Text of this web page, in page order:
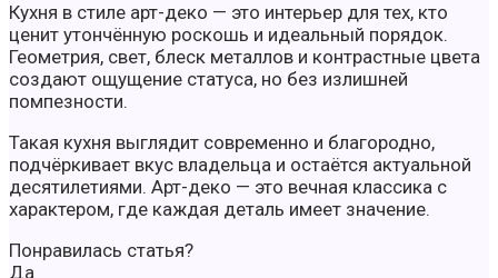
Кухня в стиле арт-деко — это интерьер для тех, кто
ценит утончённую роскошь и идеальный порядок.
Геометрия, свет, блеск металлов и контрастные цвета
создают ощущение статуса, но без излишней
помпезности.
Такая кухня выглядит современно и благородно,
подчёркивает вкус владельца и остаётся актуальной
десятилетиями. Арт-деко — это вечная классика с
характером, где каждая деталь имеет значение.
Понравилась статья?
Да